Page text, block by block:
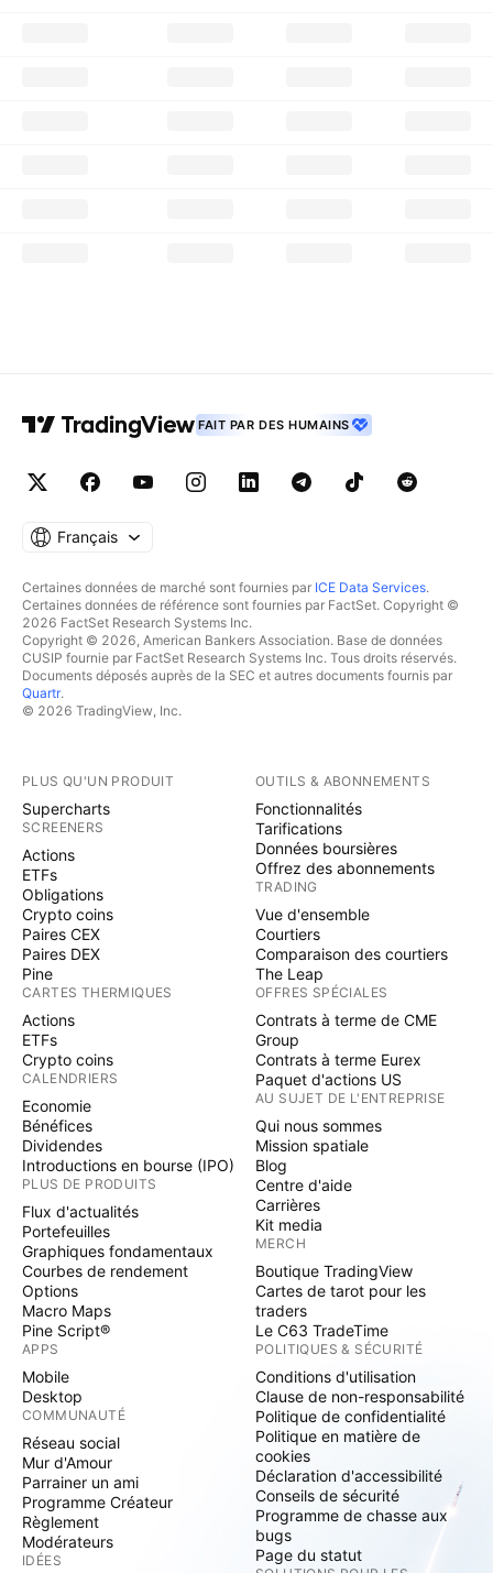
FAIT PAR DES HUMAINS
Français
Certaines données de marché sont fournies par ICE Data Services.
Certaines données de référence sont fournies par FactSet. Copyright ©
2026 FactSet Research Systems Inc.
Copyright © 2026, American Bankers Association. Base de données
CUSIP fournie par FactSet Research Systems Inc. Tous droits réservés.
Documents déposés auprès de la SEC et autres documents fournis par
Quartr.
© 2026 TradingView, Inc.
PLUS QU'UN PRODUIT
Supercharts
SCREENERS
Actions
ETFs
Obligations
Crypto coins
Paires CEX
Paires DEX
Pine
CARTES THERMIQUES
Actions
ETFs
Crypto coins
CALENDRIERS
Economie
Bénéfices
Dividendes
Introductions en bourse (IPO)
PLUS DE PRODUITS
Flux d'actualités
Portefeuilles
Graphiques fondamentaux
Courbes de rendement
Options
Macro Maps
Pine Script®
APPS
Mobile
Desktop
COMMUNAUTÉ
Réseau social
Mur d'Amour
Parrainer un ami
Programme Créateur
Règlement
Modérateurs
IDÉES
OUTILS & ABONNEMENTS
Fonctionnalités
Tarifications
Données boursières
Offrez des abonnements
TRADING
Vue d'ensemble
Courtiers
Comparaison des courtiers
The Leap
OFFRES SPÉCIALES
Contrats à terme de CME
Group
Contrats à terme Eurex
Paquet d'actions US
AU SUJET DE L'ENTREPRISE
Qui nous sommes
Mission spatiale
Blog
Centre d'aide
Carrières
Kit media
MERCH
Boutique TradingView
Cartes de tarot pour les
traders
Le C63 TradeTime
POLITIQUES & SÉCURITÉ
Conditions d'utilisation
Clause de non-responsabilité
Politique de confidentialité
Politique en matière de
cookies
Déclaration d'accessibilité
Conseils de sécurité
Programme de chasse aux
bugs
Page du statut